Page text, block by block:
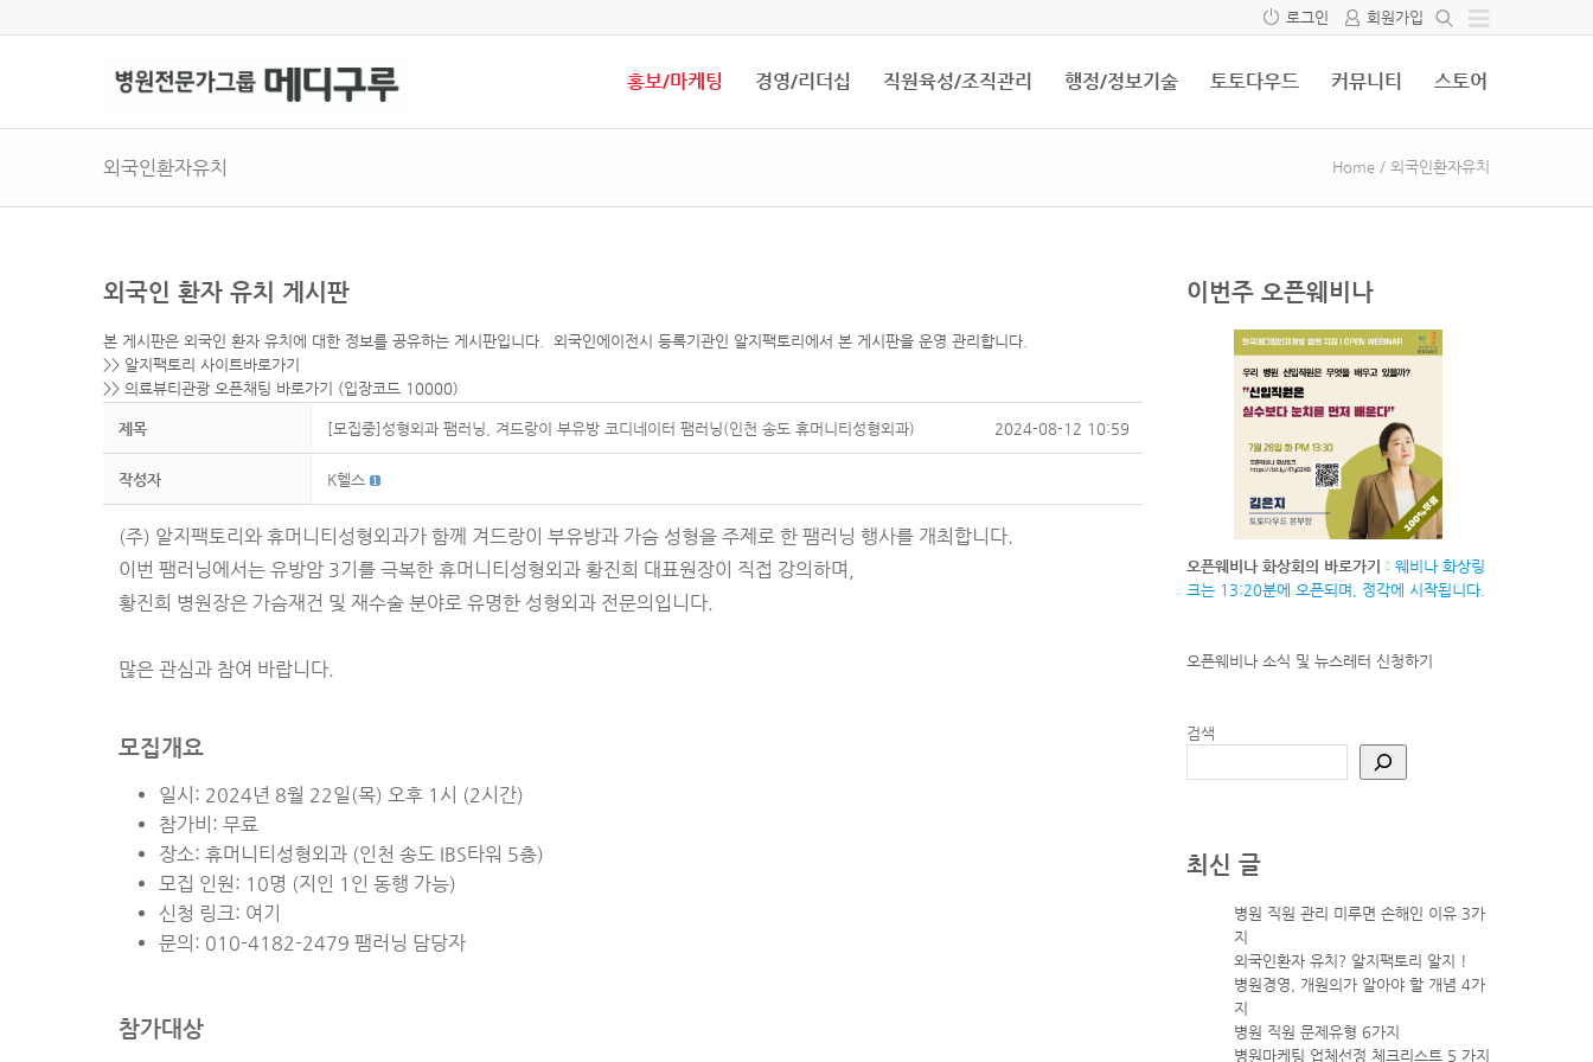
로그인 회원가입
홍보/마케팅 경영/리더십 직원육성/조직관리 행정/정보기술 토토다우드 커뮤니티 스토어
외국인환자유치 Home / 외국인환자유치
외국인 환자 유치 게시판
본 게시판은 외국인 환자 유치에 대한 정보를 공유하는 게시판입니다. 외국인에이전시 등록기관인 알지팩토리에서 본 게시판을 운영 관리합니다.
>> 알지팩토리 사이트바로가기
>> 의료뷰티관광 오픈채팅 바로가기 (입장코드 10000)
제목 [모집중]성형외과 팸러닝, 겨드랑이 부유방 코디네이터 팸러닝(인천 송도 휴머니티성형외과) 2024-08-12 10:59
작성자 K헬스
(주) 알지팩토리와 휴머니티성형외과가 함께 겨드랑이 부유방과 가슴 성형을 주제로 한 팸러닝 행사를 개최합니다.
이번 팸러닝에서는 유방암 3기를 극복한 휴머니티성형외과 황진희 대표원장이 직접 강의하며,
황진희 병원장은 가슴재건 및 재수술 분야로 유명한 성형외과 전문의입니다.
많은 관심과 참여 바랍니다.
모집개요
일시: 2024년 8월 22일(목) 오후 1시 (2시간)
참가비: 무료
장소: 휴머니티성형외과 (인천 송도 IBS타워 5층)
모집 인원: 10명 (지인 1인 동행 가능)
신청 링크: 여기
문의: 010-4182-2479 팸러닝 담당자
참가대상
이번주 오픈웨비나
오픈웨비나 화상회의 바로가기
: 웨비나 화상링
크는 13:20분에 오픈되며, 정각에 시작됩니다.
오픈웨비나 소식 및 뉴스레터 신청하기
검색
최신 글
병원 직원 관리 미루면 손해인 이유 3가
지
외국인환자 유치? 알지팩토리 알지 !
병원경영, 개원의가 알아야 할 개념 4가
지
병원 직원 문제유형 6가지
병원마케팅 업체선정 체크리스트 5 가지